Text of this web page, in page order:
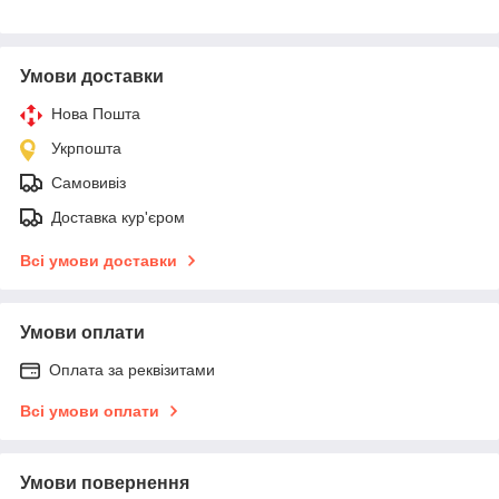
Умови доставки
Нова Пошта
Укрпошта
Самовивіз
Доставка кур'єром
Всі умови доставки
Умови оплати
Оплата за реквізитами
Всі умови оплати
Умови повернення